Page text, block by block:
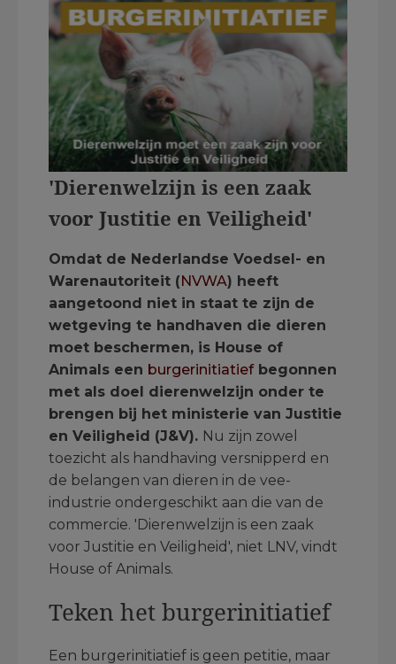
'Dierenwelzijn is een zaak
voor Justitie en Veiligheid'
Omdat de Nederlandse Voedsel- en
Warenautoriteit (NVWA) heeft
aangetoond niet in staat te zijn de
wetgeving te handhaven die dieren
moet beschermen, is House of
Animals een burgerinitiatiefbegonnen
met als doel dierenwelzijn onder te
brengen bij het ministerie van Justitie
en Veiligheid (J&V). Nu zijn zowel
toezicht als handhaving versnipperd en
de belangen van dieren in de vee-
industrie ondergeschikt aan die van de
commercie. 'Dierenwelzijn is een zaak
voor Justitie en Veiligheid', niet LNV, vindt
House of Animals.
Teken hetburgerinitiatief
Een burgerinitiatief is geen petitie, maar